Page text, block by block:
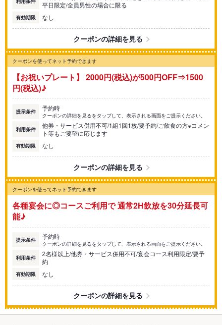
平日限定/全員男性の場合に限る
有効期限 なし
クーポンの詳細を見る
クーポンを使ってネット予約できます
【お祝いプレート】 2000円(税込)が500円OFF⇒1500
円(税込)♪
提示条件 予約時
クーポンの詳細を見るをタップして、表示される画面をご提示ください。
利用条件
他券・サービス併用不可/1組1回1枚/要予約/ご飲食の方※コメン
ト等もご要望に応じます
有効期限 なし
クーポンの詳細を見る
クーポンを使ってネット予約できます
各種宴会に◎コースご利用で 通常2H飲放を30分延長可
能♪
提示条件 予約時
クーポンの詳細を見るをタップして、表示される画面をご提示ください。
利用条件
2名様以上/他券・サービス併用不可/宴会コース利用限定/要予
約
有効期限 なし
クーポンの詳細を見る